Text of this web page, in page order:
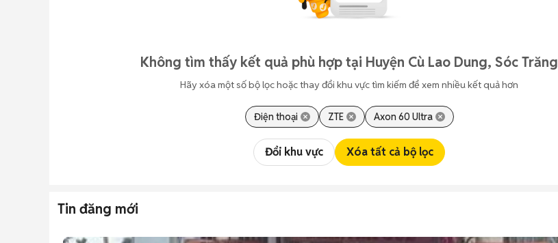
Không tìm thấy kết quả phù hợp tại Huyện Cù Lao Dung, Sóc Trăng
Hãy xóa một số bộ lọc hoặc thay đổi khu vực tìm kiếm để xem nhiều kết quả hơn
Điện thoại ZTE Axon 60 Ultra
Đổi khu vực Xóa tất cả bộ lọc
Tin đăng mới